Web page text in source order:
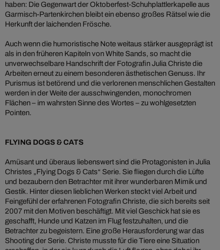
haben: Die Gegenwart der Oktoberfest-Schuhplattlerkapelle aus
Garmisch-Partenkirchen bleibt ein ebenso großes Rätsel wie die
Herkunft der laichenden Frösche.
Auch wenn die humoristische Note weitaus stärker ausgeprägt ist
als in den früheren Kapiteln von White Sands, so macht die
unverwechselbare Handschrift der Fotografin Julia Christe die
Arbeiten erneut zu einem besonderen ästhetischen Genuss. Ihr
Purismus ist betörend und die verlorenen menschlichen Gestalten
werden in der Weite der ausschwingenden, monochromen
Flächen – im wahrsten Sinne des Wortes – zu wohlgesetzten
Pointen.
FLYING DOGS & CATS
Amüsant und überaus liebenswert sind die Protagonisten in Julia
Christes „Flying Dogs & Cats“ Serie. Sie fliegen durch die Lüfte
und bezaubern den Betrachter mit ihrer wunderbaren Mimik und
Gestik. Hinter diesen lieblichen Werken steckt viel Arbeit und
Feingefühl der erfahrenen Fotografin Christe, die sich bereits seit
2007 mit den Motiven beschäftigt. Mit viel Geschick hat sie es
geschafft, Hunde und Katzen im Flug festzuhalten, und die
Betrachter zu begeistern. Eine große Herausforderung war das
Shooting der Serie. Christe musste für die Tiere eine Situation